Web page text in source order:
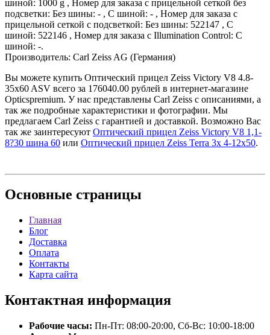
шиной: 1000 g , Номер для заказа с прицельной сеткой без
подсветки: Без шины: - , С шиной: - , Номер для заказа с
прицельной сеткой с подсветкой: Без шины: 522147 , С
шиной: 522146 , Номер для заказа с Illumination Control: С
шиной: -.
Производитель: Carl Zeiss AG (Германия)
Вы можете купить Оптический прицел Zeiss Victory V8 4.8-
35x60 ASV всего за 176040.00 рублей в интернет-магазине
Opticspremium. У нас представлены Carl Zeiss с описаниями, а
так же подробные характеристики и фотографии. Мы
предлагаем Carl Zeiss с гарантией и доставкой. Возможно Вас
так же заинтересуют Оптический прицел Zeiss Victory V8 1,1-
8?30 шина 60 или Оптический прицел Zeiss Terra 3x 4-12x50.
Основные страницы
Главная
Блог
Доставка
Оплата
Контакты
Карта сайта
Контактная информация
Рабочие часы: Пн-Пт: 08:00-20:00, Сб-Вс: 10:00-18:00